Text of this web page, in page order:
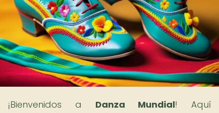
¡Bienvenidos a Danza Mundial! Aquí